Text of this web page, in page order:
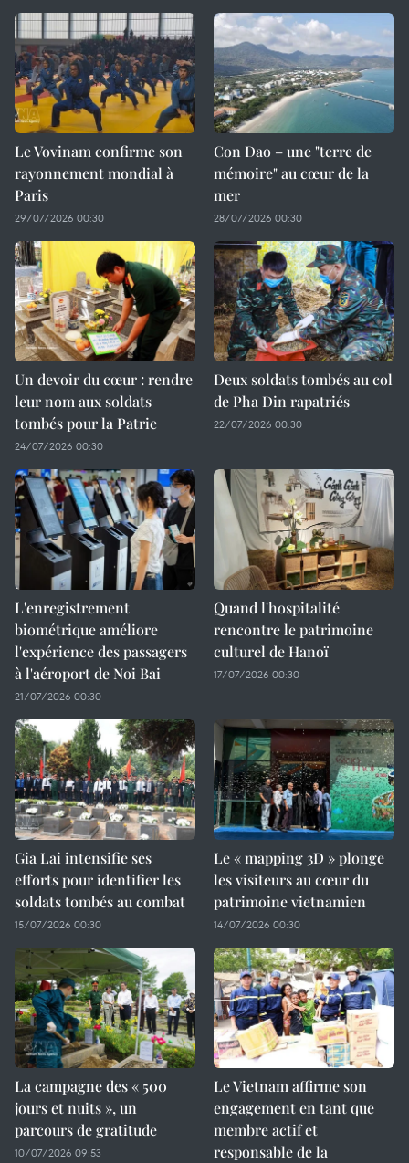
Le Vovinam confirme son
rayonnement mondial à
Paris
29/07/2026 00:30
Con Dao – une "terre de
mémoire" au cœur de la
mer
28/07/2026 00:30
Un devoir du cœur : rendre
leur nom aux soldats
tombés pour la Patrie
24/07/2026 00:30
Deux soldats tombés au col
de Pha Din rapatriés
22/07/2026 00:30
L'enregistrement
biométrique améliore
l'expérience des passagers
à l'aéroport de Noi Bai
21/07/2026 00:30
Quand l'hospitalité
rencontre le patrimoine
culturel de Hanoï
17/07/2026 00:30
Gia Lai intensifie ses
efforts pour identifier les
soldats tombés au combat
15/07/2026 00:30
Le « mapping 3D » plonge
les visiteurs au cœur du
patrimoine vietnamien
14/07/2026 00:30
La campagne des « 500
jours et nuits », un
parcours de gratitude
10/07/2026 09:53
Le Vietnam affirme son
engagement en tant que
membre actif et
responsable de la